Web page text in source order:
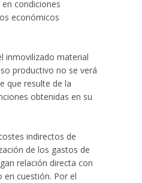
condiciones
económicos
inmovilizado material
productivo no se verá
que resulte de la
obtenidas en su
indirectos de
de los gastos de
relación directa con
en cuestión. Por el